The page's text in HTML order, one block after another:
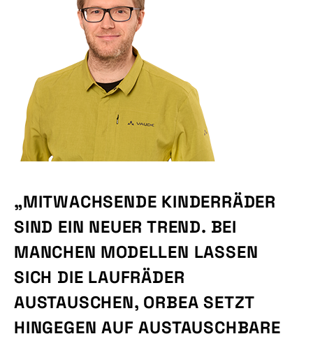
„MITWACHSENDE KINDERRÄDER
SIND EIN NEUER TREND. BEI
MANCHEN MODELLEN LASSEN
SICH DIE LAUFRÄDER
AUSTAUSCHEN, ORBEA SETZT
HINGEGEN AUF AUSTAUSCHBARE